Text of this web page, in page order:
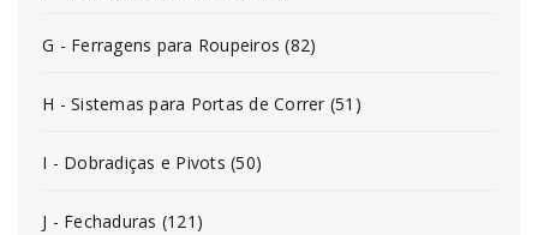
G - Ferragens para Roupeiros (82)
H - Sistemas para Portas de Correr (51)
I - Dobradiças e Pivots (50)
J - Fechaduras (121)